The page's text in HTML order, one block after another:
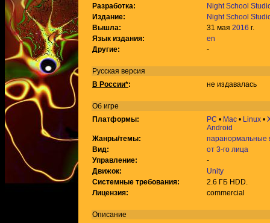
Разработка:
Night School
Издание:
Night School
Вышла:
31 мая 2016 г.
Язык издания:
en
Другие:
-
Русская версия
В России*: не издавалась
Об игре
Платформы:
PC • Mac • Linux •
Android
Жанры/темы:
паранормальные
Вид:
от 3-го лица
Управление:
-
Движок:
Unity
Системные требования:
2.6 ГБ HDD.
Лицензия:
commercial
Описание